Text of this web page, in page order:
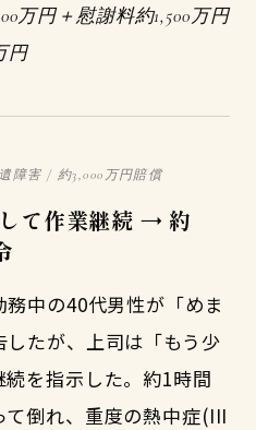
万円＋慰謝料約1,500万円
円
障害 / 約3,000万円賠償
て作業継続 → 約
中の40代男性が「めま
たが、上司は「もう少
を指示した。約1時間
倒れ、重度の熱中症(III